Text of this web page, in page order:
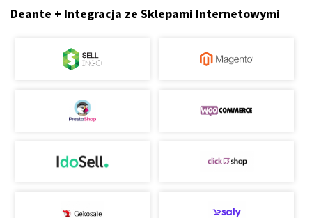
Deante + Integracja ze Sklepami Internetowymi